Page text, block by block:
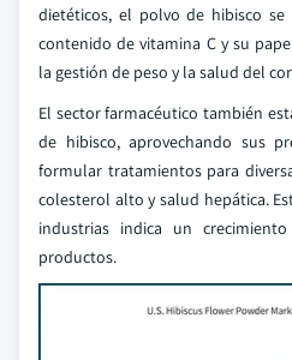
dietéticos, el polvo de hibisco
contenido de vitamina C y su
la gestión de peso y la salud del
El sector farmacéutico también
de hibisco, aprovechando sus
formular tratamientos para
colesterol alto y salud hepática.
industrias indica un
productos.